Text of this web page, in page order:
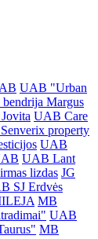
UAB "Urban
Margus
UAB Care
property
UAB
UAB Lant
lizdas JG
SJ Erdvės
MB
UAB
MB